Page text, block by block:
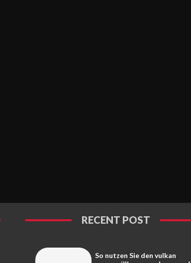
RECENT POST
So nutzen Sie den vulkan